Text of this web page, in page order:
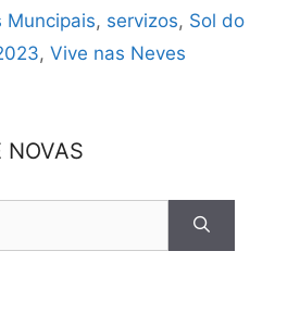
Muncipais, servizos, Sol do
, Vive nas Neves
NOVAS